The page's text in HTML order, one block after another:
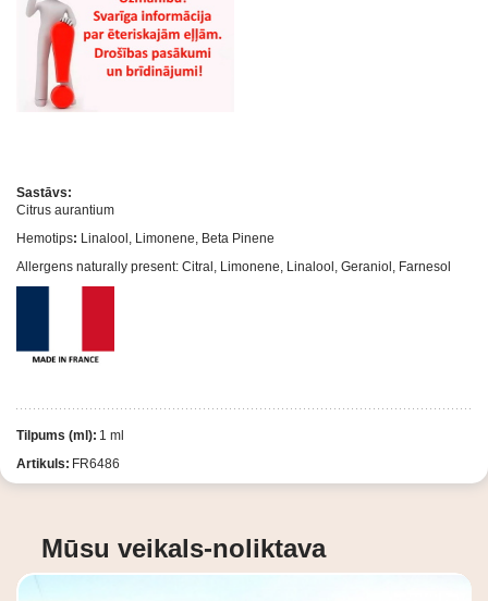
Sastāvs:
Citrus aurantium
Hemotips: Linalool, Limonene, Beta Pinene
Allergens naturally present: Citral, Limonene, Linalool, Geraniol, Farnesol
Tilpums (ml): 1 ml
Artikuls: FR6486
Mūsu veikals-noliktava